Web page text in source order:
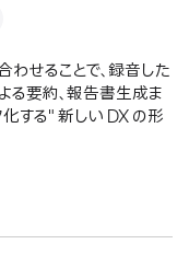
せることで、録音した
る要約、報告書生成ま
する" 新しい DX の形